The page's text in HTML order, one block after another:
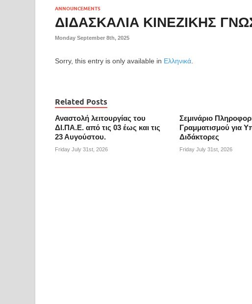
ANNOUNCEMENTS
ΔΙΔΑΣΚΑΛΙΑ ΚΙΝΕΖΙΚΗΣ
Monday September 8th, 2025
Sorry, this entry is only available in Ελληνικά
Related Posts
Αναστολή λειτουργίας του
ΔΙ.ΠΑ.Ε. από τις 03 έως και τις
23 Αυγούστου.
Friday July 31st, 2026
Σεμινάριο
Γραμματισμού για
Διδάκτορες
Friday July 31st, 2026